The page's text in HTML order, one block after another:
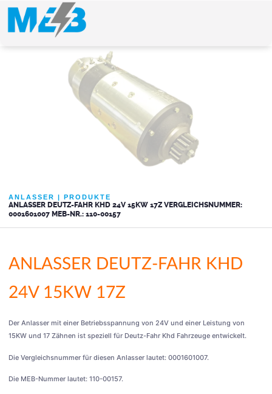
ANLASSER PRODUKTE
ANLASSER DEUTZ-FAHR KHD 24V 15KW 17Z VERGLEICHSNUMMER:
0001601007 MEB-NR.: 110-00157
ANLASSER DEUTZ-FAHR KHD
24V 15KW 17Z
Der Anlasser mit einer Betriebsspannung von 24V und einer Leistung von
15KW und 17 Zähnen ist speziell für Deutz-Fahr Khd Fahrzeuge entwickelt.
Die Vergleichsnummer für diesen Anlasser lautet: 0001601007.
Die MEB-Nummer lautet: 110-00157.